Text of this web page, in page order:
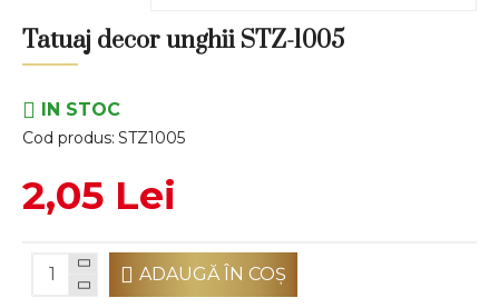
Tatuaj decor unghii STZ-1005
IN STOC
Cod produs: STZ1005
2,05 Lei
ADAUGĂ ÎN COŞ